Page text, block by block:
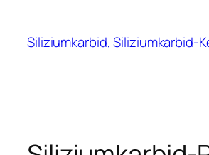
springen
Siliziumkarbid, Siliziumkarbid-